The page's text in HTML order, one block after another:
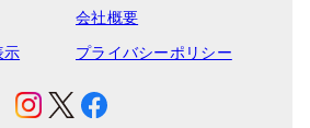
会社概要
示
プライバシーポリシー